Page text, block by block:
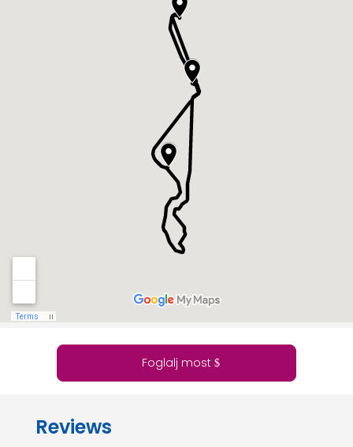
Foglalj most
Reviews